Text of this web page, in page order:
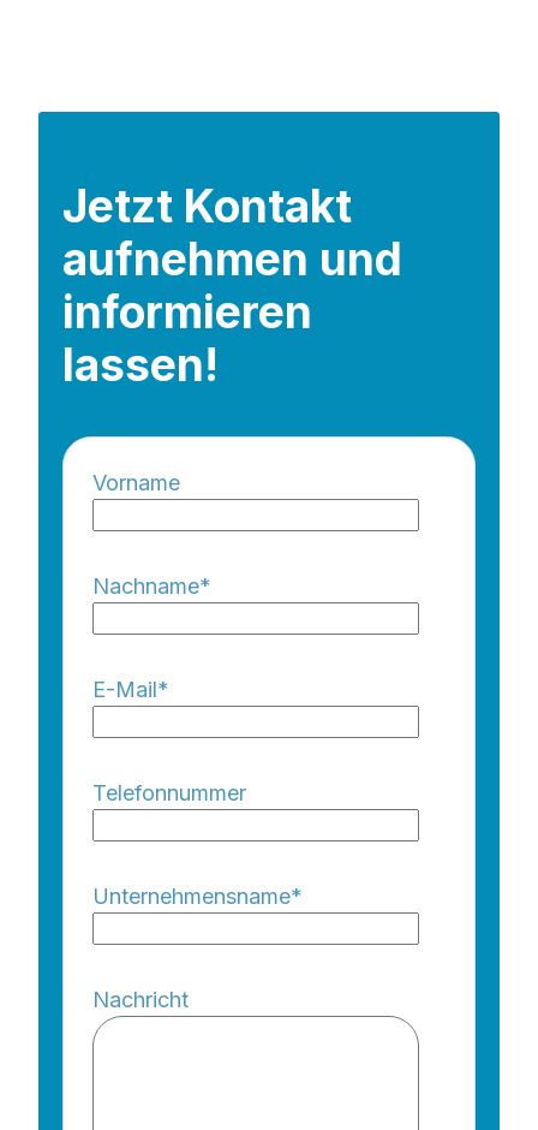
Jetzt Kontakt
aufnehmen und
informieren
lassen!
Vorname
Nachname*
E-Mail*
Telefonnummer
Unternehmensname*
Nachricht